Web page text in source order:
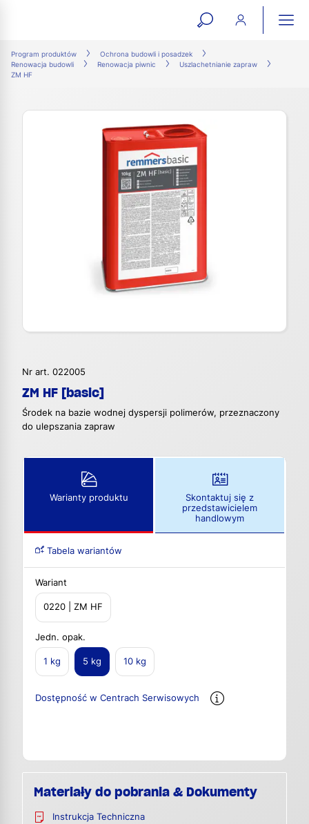
open
search
Program produktów
Ochrona budowli i posadzek
Renowacja budowli
Renowacja piwnic
Uszlachetnianie zapraw
ZM HF
Nr art. 022005
ZM HF [basic]
Środek na bazie wodnej dyspersji polimerów, przeznaczony
do ulepszania zapraw
Warianty produktu
Skontaktuj się z
przedstawicielem
handlowym
Tabela wariantów
Wariant
0220 | ZM HF
Jedn. opak.
1 kg 5 kg 10 kg
Dostępność w Centrach Serwisowych
Materiały do pobrania & Dokumenty
Instrukcja Techniczna